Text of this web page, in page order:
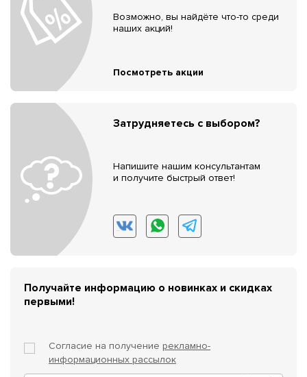
Возможно, вы найдёте что-то среди
наших акций!
Посмотреть акции
Затрудняетесь с выбором?
Напишите нашим консультантам
и получите быстрый ответ!
Получайте информацию о новинках и скидках
первыми!
Согласие на получение рекламно-
информационных рассылок